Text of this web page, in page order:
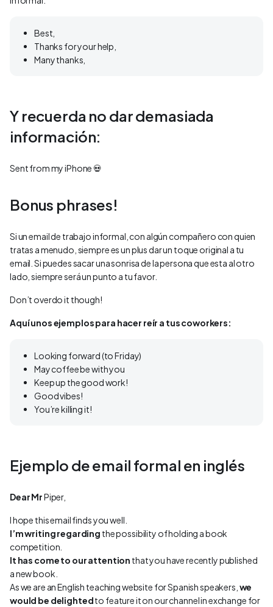
Best,
Thanks for your help,
Many thanks,
Y recuerda no dar demasiada
información:
Sent from my iPhone 💀
Bonus phrases!
Si un email de trabajo informal, con algún compañero con quien
tratas a menudo, siempre es un plus dar un toque original a tu
email. Si puedes sacar una sonrisa de la persona que esta al otro
lado, siempre será un punto a tu favor.
Don’t overdo it though!
Aquí unos ejemplos para hacer reír a tus coworkers:
Looking forward (to Friday)
May coffee be with you
Keep up the good work!
Good vibes!
You’re killing it!
Ejemplo de email formal en inglés
Dear MrPiper,
I hope this email finds you well.
I’m writing regarding the possibility of holding a book
competition.
It has come to our attention that you have recently published
a new book.
As we are an English teaching website for Spanish speakers, we
would be delightedto feature it on our channel in exchange for